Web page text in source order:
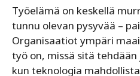
Työelämä on keskellä
tunnu olevan pysyvää –
Organisaatiot ympäri
työ on, missä sitä
kun teknologia